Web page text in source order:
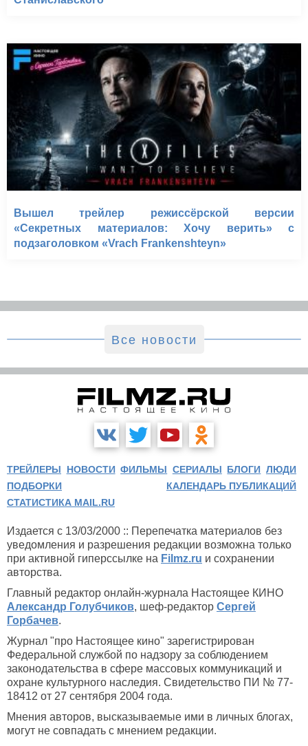
Вышел трейлер режиссёрской версии
«Секретных материалов: Хочу верить» с
подзаголовком «Vrach Frankenshteyn»
Все новости
ТРЕЙЛЕРЫ НОВОСТИ ФИЛЬМЫ СЕРИАЛЫ БЛОГИ ЛЮДИ
ПОДБОРКИ
КАЛЕНДАРЬ ПУБЛИКАЦИЙ
СТАТИСТИКА MAIL.RU
Издается с 13/03/2000 :: Перепечатка материалов без
уведомления и разрешения редакции возможна только
при активной гиперссылке на Filmz.ru и сохранении
авторства.
Главный редактор онлайн-журнала Настоящее КИНО
Александр Голубчиков, шеф-редактор Сергей
Горбачев.
Журнал "про Настоящее кино" зарегистрирован
Федеральной службой по надзору за соблюдением
законодательства в сфере массовых коммуникаций и
охране культурного наследия. Свидетельство ПИ № 77-
18412 от 27 сентября 2004 года.
Мнения авторов, высказываемые ими в личных блогах,
могут не совпадать с мнением редакции.